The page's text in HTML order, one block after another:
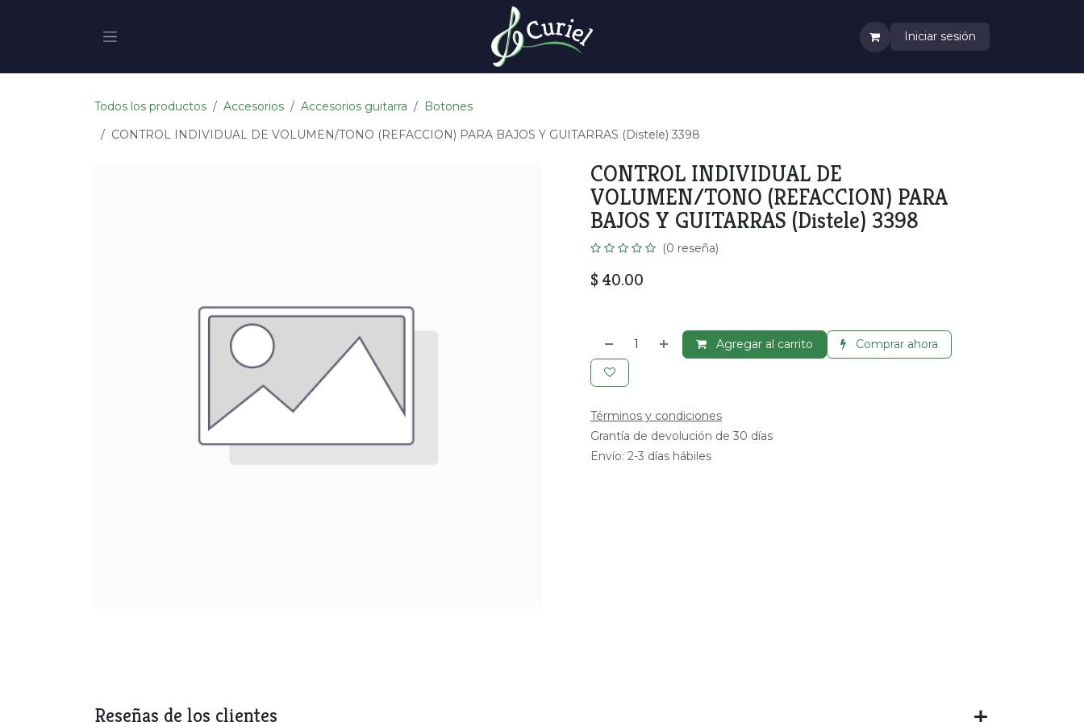
Iniciar sesión
Todos los productos Accesorios Accesorios guitarra
Botones
CONTROL INDIVIDUAL DE VOLUMEN/TONO (REFACCION) PARA BAJOS Y GUITARRAS (Distele) 3398
CONTROL INDIVIDUAL DE
VOLUMEN/TONO (REFACCION) PARA
BAJOS Y GUITARRAS (Distele) 3398
(0 reseña)
$ 40.00
Agregar al carrito Comprar ahora
Términos y condiciones
Grantía de devolución de 30 días
Envío: 2-3 días hábiles
Reseñas de los clientes